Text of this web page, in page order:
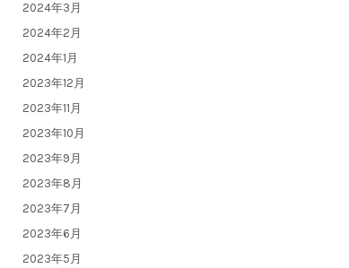
2024年3月
2024年2月
2024年1月
2023年12月
2023年11月
2023年10月
2023年9月
2023年8月
2023年7月
2023年6月
2023年5月